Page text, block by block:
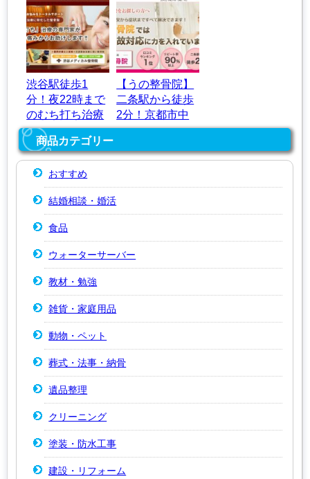
整体院
渋谷駅徒歩1
分！夜22時まで
のむち打ち治療
｜渋谷メディカ
ル整骨院
【うの整骨院】
二条駅から徒歩
2分！京都市中
京区の交通事故
商品カテゴリー
おすすめ
結婚相談・婚活
食品
ウォーターサーバー
教材・勉強
雑貨・家庭用品
動物・ペット
葬式・法事・納骨
遺品整理
クリーニング
塗装・防水工事
建設・リフォーム